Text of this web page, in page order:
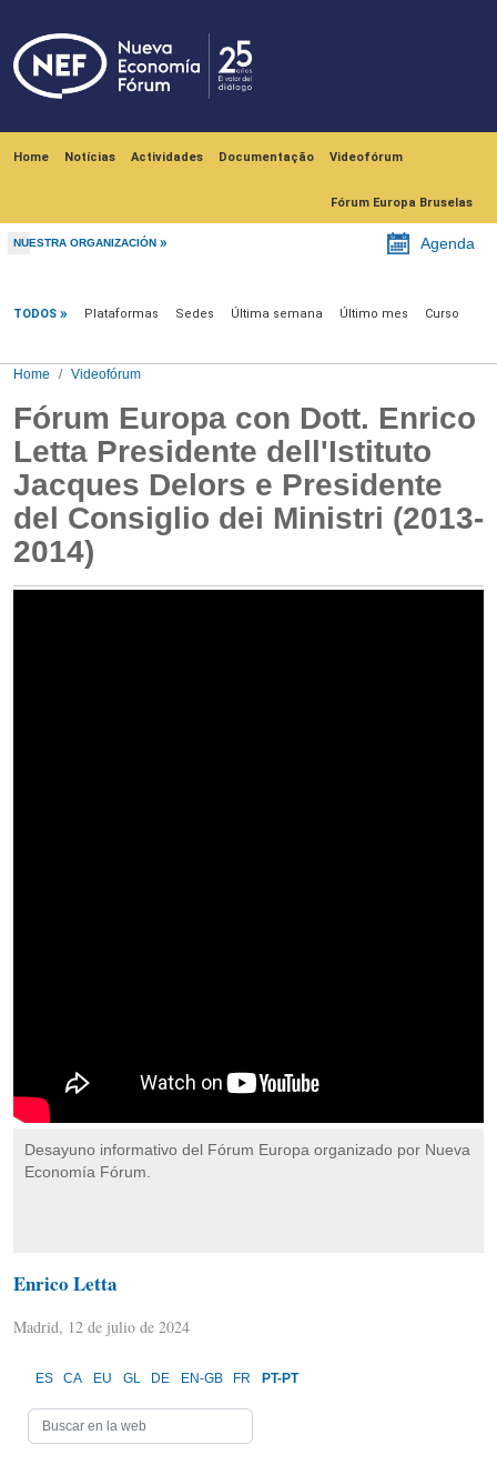
Home Notícias Actividades Documentação Videofórum
Fórum Europa Bruselas
NUESTRA ORGANIZACIÓN Agenda
TODOS Plataformas Sedes Última semana Último mes Curso
Home Videofórum
Fórum Europa con Dott. Enrico
Letta Presidente dell'Istituto
Jacques Delors e Presidente
del Consiglio dei Ministri (2013-
2014)
Desayuno informativo del Fórum Europa organizado por Nueva
Economía Fórum.
Enrico Letta
Madrid, 12 de julio de 2024
ES CA EU GL DE EN-GB FR PT-PT